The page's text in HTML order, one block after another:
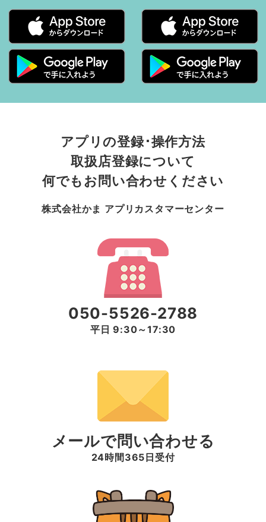
アプリの登録･操作方法
取扱店登録について
何でもお問い合わせください
株式会社かま アプリカスタマーセンター
050-5526-2788
平日 9:30～17:30
メールで問い合わせる
24時間365日受付